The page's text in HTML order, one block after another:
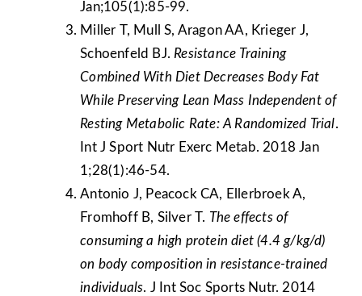
Jan;105(1):85-99.
Miller T, Mull S, Aragon AA, Krieger J,
Schoenfeld BJ.Resistance Training
Combined With Diet Decreases Body Fat
While Preserving Lean Mass Independent of
Resting Metabolic Rate: A Randomized Trial.
Int J Sport Nutr Exerc Metab. 2018 Jan
1;28(1):46-54.
Antonio J, Peacock CA, Ellerbroek A,
Fromhoff B, Silver T. The effects of
consuming a high protein diet (4.4 g/kg/d)
on body composition in resistance-trained
individuals. J Int Soc Sports Nutr. 2014